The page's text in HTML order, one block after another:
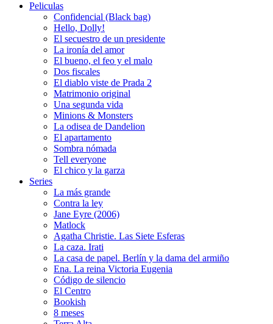
Peliculas
Confidencial (Black bag)
Hello, Dolly!
El secuestro de un presidente
La ironía del amor
El bueno, el feo y el malo
Dos fiscales
El diablo viste de Prada 2
Matrimonio original
Una segunda vida
Minions & Monsters
La odisea de Dandelion
El apartamento
Sombra nómada
Tell everyone
El chico y la garza
Series
La más grande
Contra la ley
Jane Eyre (2006)
Matlock
Agatha Christie. Las Siete Esferas
La caza. Irati
La casa de papel. Berlín y la dama del armiño
Ena. La reina Victoria Eugenia
Código de silencio
El Centro
Bookish
8 meses